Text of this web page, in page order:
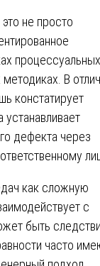
не просто
процессуальных
В
констатирует
устанавливает
дефекта через
как сложную
с
быть
часто